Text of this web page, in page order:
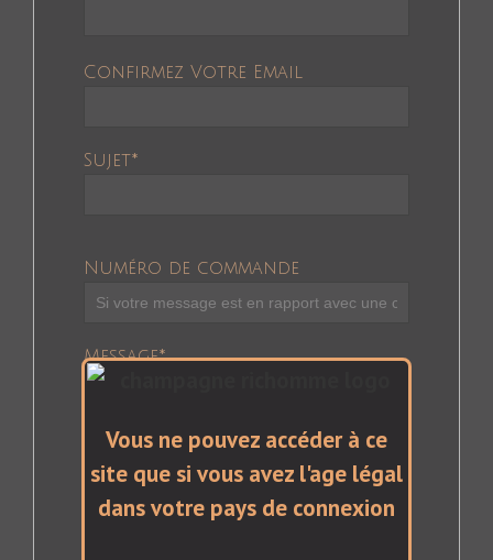
Confirmez Votre Email
Sujet*
Numéro de commande
Message*
Envoyer
Vous ne pouvez accéder à ce
site que si vous avez l'age légal
dans votre pays de connexion